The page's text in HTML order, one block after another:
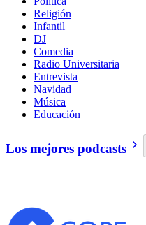
Religión
Infantil
DJ
Comedia
Radio Universitaria
Entrevista
Navidad
Música
Educación
Los mejores podcasts